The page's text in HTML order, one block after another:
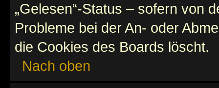
„Gelesen“-Status – sofern von
Probleme bei der An- oder
die Cookies des Boards löscht.
Nach oben